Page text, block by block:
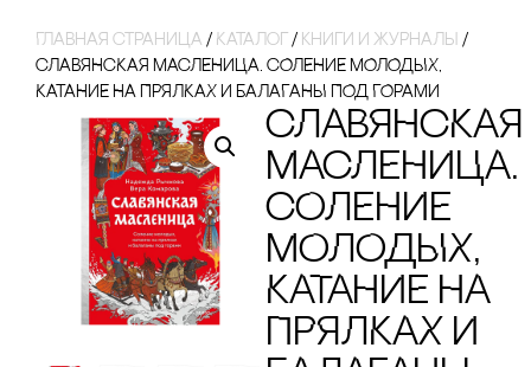
Главная страница / Каталог / кнИги И ЖуРнаЛы /
сЛАВЯНсКАЯ МАсЛЕНИЦА. сОЛЕНИЕ МОЛОДЫХ,
КАТАНИЕ НА ПРЯЛКАХ И БАЛАГАНЫ ПОД ГОРАМИ
сЛАВЯНсКАЯ
МАсЛЕНИЦА.
сОЛЕНИЕ
МОЛОДЫХ,
КАТАНИЕ НА
ПРЯЛКАХ И